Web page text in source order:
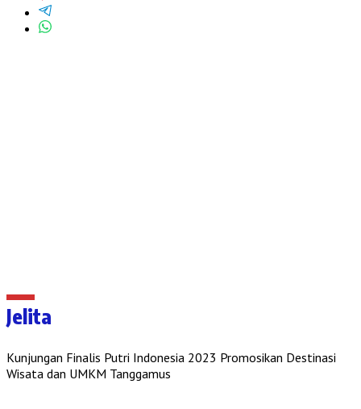
Jelita
Kunjungan Finalis Putri Indonesia 2023 Promosikan Destinasi
Wisata dan UMKM Tanggamus